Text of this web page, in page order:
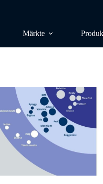
Märkte